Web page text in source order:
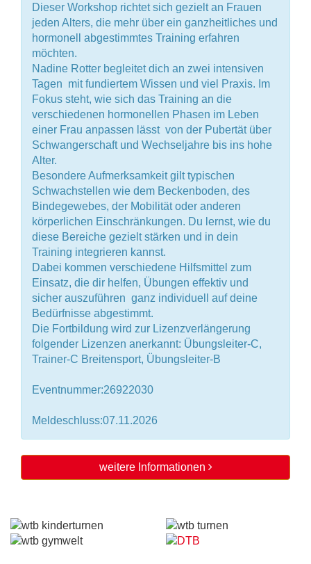
Dieser Workshop richtet sich gezielt an Frauen
jeden Alters, die mehr über ein ganzheitliches und
hormonell abgestimmtes Training erfahren
möchten.
Nadine Rotter begleitet dich an zwei intensiven
Tagen  mit fundiertem Wissen und viel Praxis. Im
Fokus steht, wie sich das Training an die
verschiedenen hormonellen Phasen im Leben
einer Frau anpassen lässt  von der Pubertät über
Schwangerschaft und Wechseljahre bis ins hohe
Alter.
Besondere Aufmerksamkeit gilt typischen
Schwachstellen wie dem Beckenboden, des
Bindegewebes, der Mobilität oder anderen
körperlichen Einschränkungen. Du lernst, wie du
diese Bereiche gezielt stärken und in dein
Training integrieren kannst.
Dabei kommen verschiedene Hilfsmittel zum
Einsatz, die dir helfen, Übungen effektiv und
sicher auszuführen  ganz individuell auf deine
Bedürfnisse abgestimmt.
Die Fortbildung wird zur Lizenzverlängerung
folgender Lizenzen anerkannt: Übungsleiter-C,
Trainer-C Breitensport, Übungsleiter-B
Eventnummer:26922030
Meldeschluss:07.11.2026
weitere Informationen